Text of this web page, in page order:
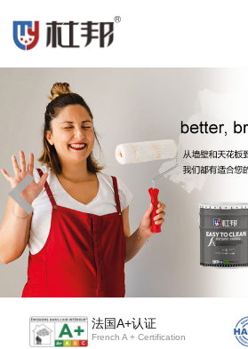
法国A+认证
French A + Certification